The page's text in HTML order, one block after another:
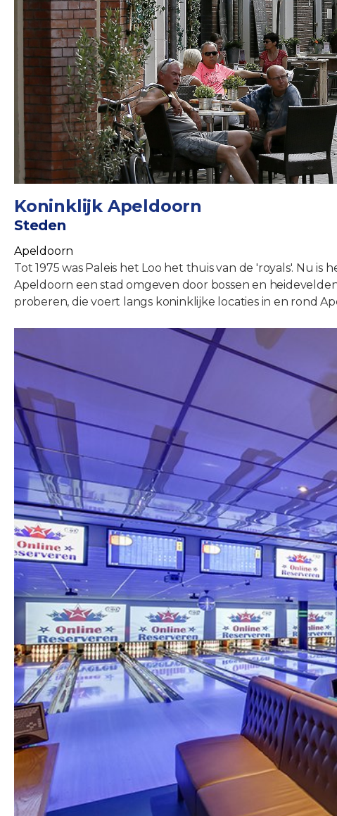
Koninklijk Apeldoorn
Steden
Apeldoorn
Tot 1975 was Paleis het Loo het thuis van de 'royals'. Nu
Apeldoorn een stad omgeven door bossen en
proberen, die voert langs koninklijke locaties in en rond